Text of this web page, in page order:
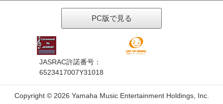
PC版で見る
JASRAC許諾番号：
6523417007Y31018
Copyright © 2026 Yamaha Music Entertainment Holdings, Inc.